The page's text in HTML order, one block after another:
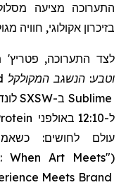
התערוכה מציעה
בזיכרון אקולוגי,
לצד התערוכה, פטריץ'
וטבע: הנשגב המקולקל
Sublime ב-SXSW
ל-12:10 באולפני
עולם לחושים:
(
"
When Art Meets
Meets Brand